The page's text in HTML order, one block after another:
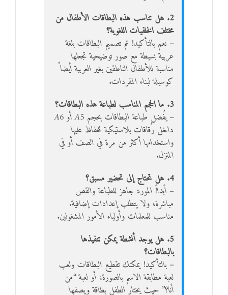
2. هل تناسب هذه البطاقات الأطفال من
مختلف الخلفيات اللغوية؟
– نعم بالتأكيد! تم تصميم البطاقات بلغة
عربية بسيطة مع صور توضيحية تجعلها
مناسبة للأطفال الناطقين بغير العربية أيضاً
كوسيلة لبناء المفردات.
3. ما الحجم المناسب لطباعة هذه البطاقات؟
– يُفضل طباعة البطاقات بحجم A5 أو A6
داخل رُقاقات بلاستيكية للحفاظ عليها
واستخدامها أكثر من مرة في الصف أو في
المنزل.
4. هل تحتاج إلى تحضير مسبق؟
– أبداً! المورد جاهز للطباعة والقص
مباشرة، ولا يتطلب إعدادات إضافية.
مناسب للمعلمات وأولياء الأمور المشغولين.
5. هل يوجد أنشطة يمكن تنفيذها
بالبطاقات؟
– بالتأكيد! يمكنك تقطيع البطاقات ولعب
لعبة مطابقة الاسم بالصورة، أو لعبة “من
أنا؟” حيث يختار الطفل بطاقة ويصفها